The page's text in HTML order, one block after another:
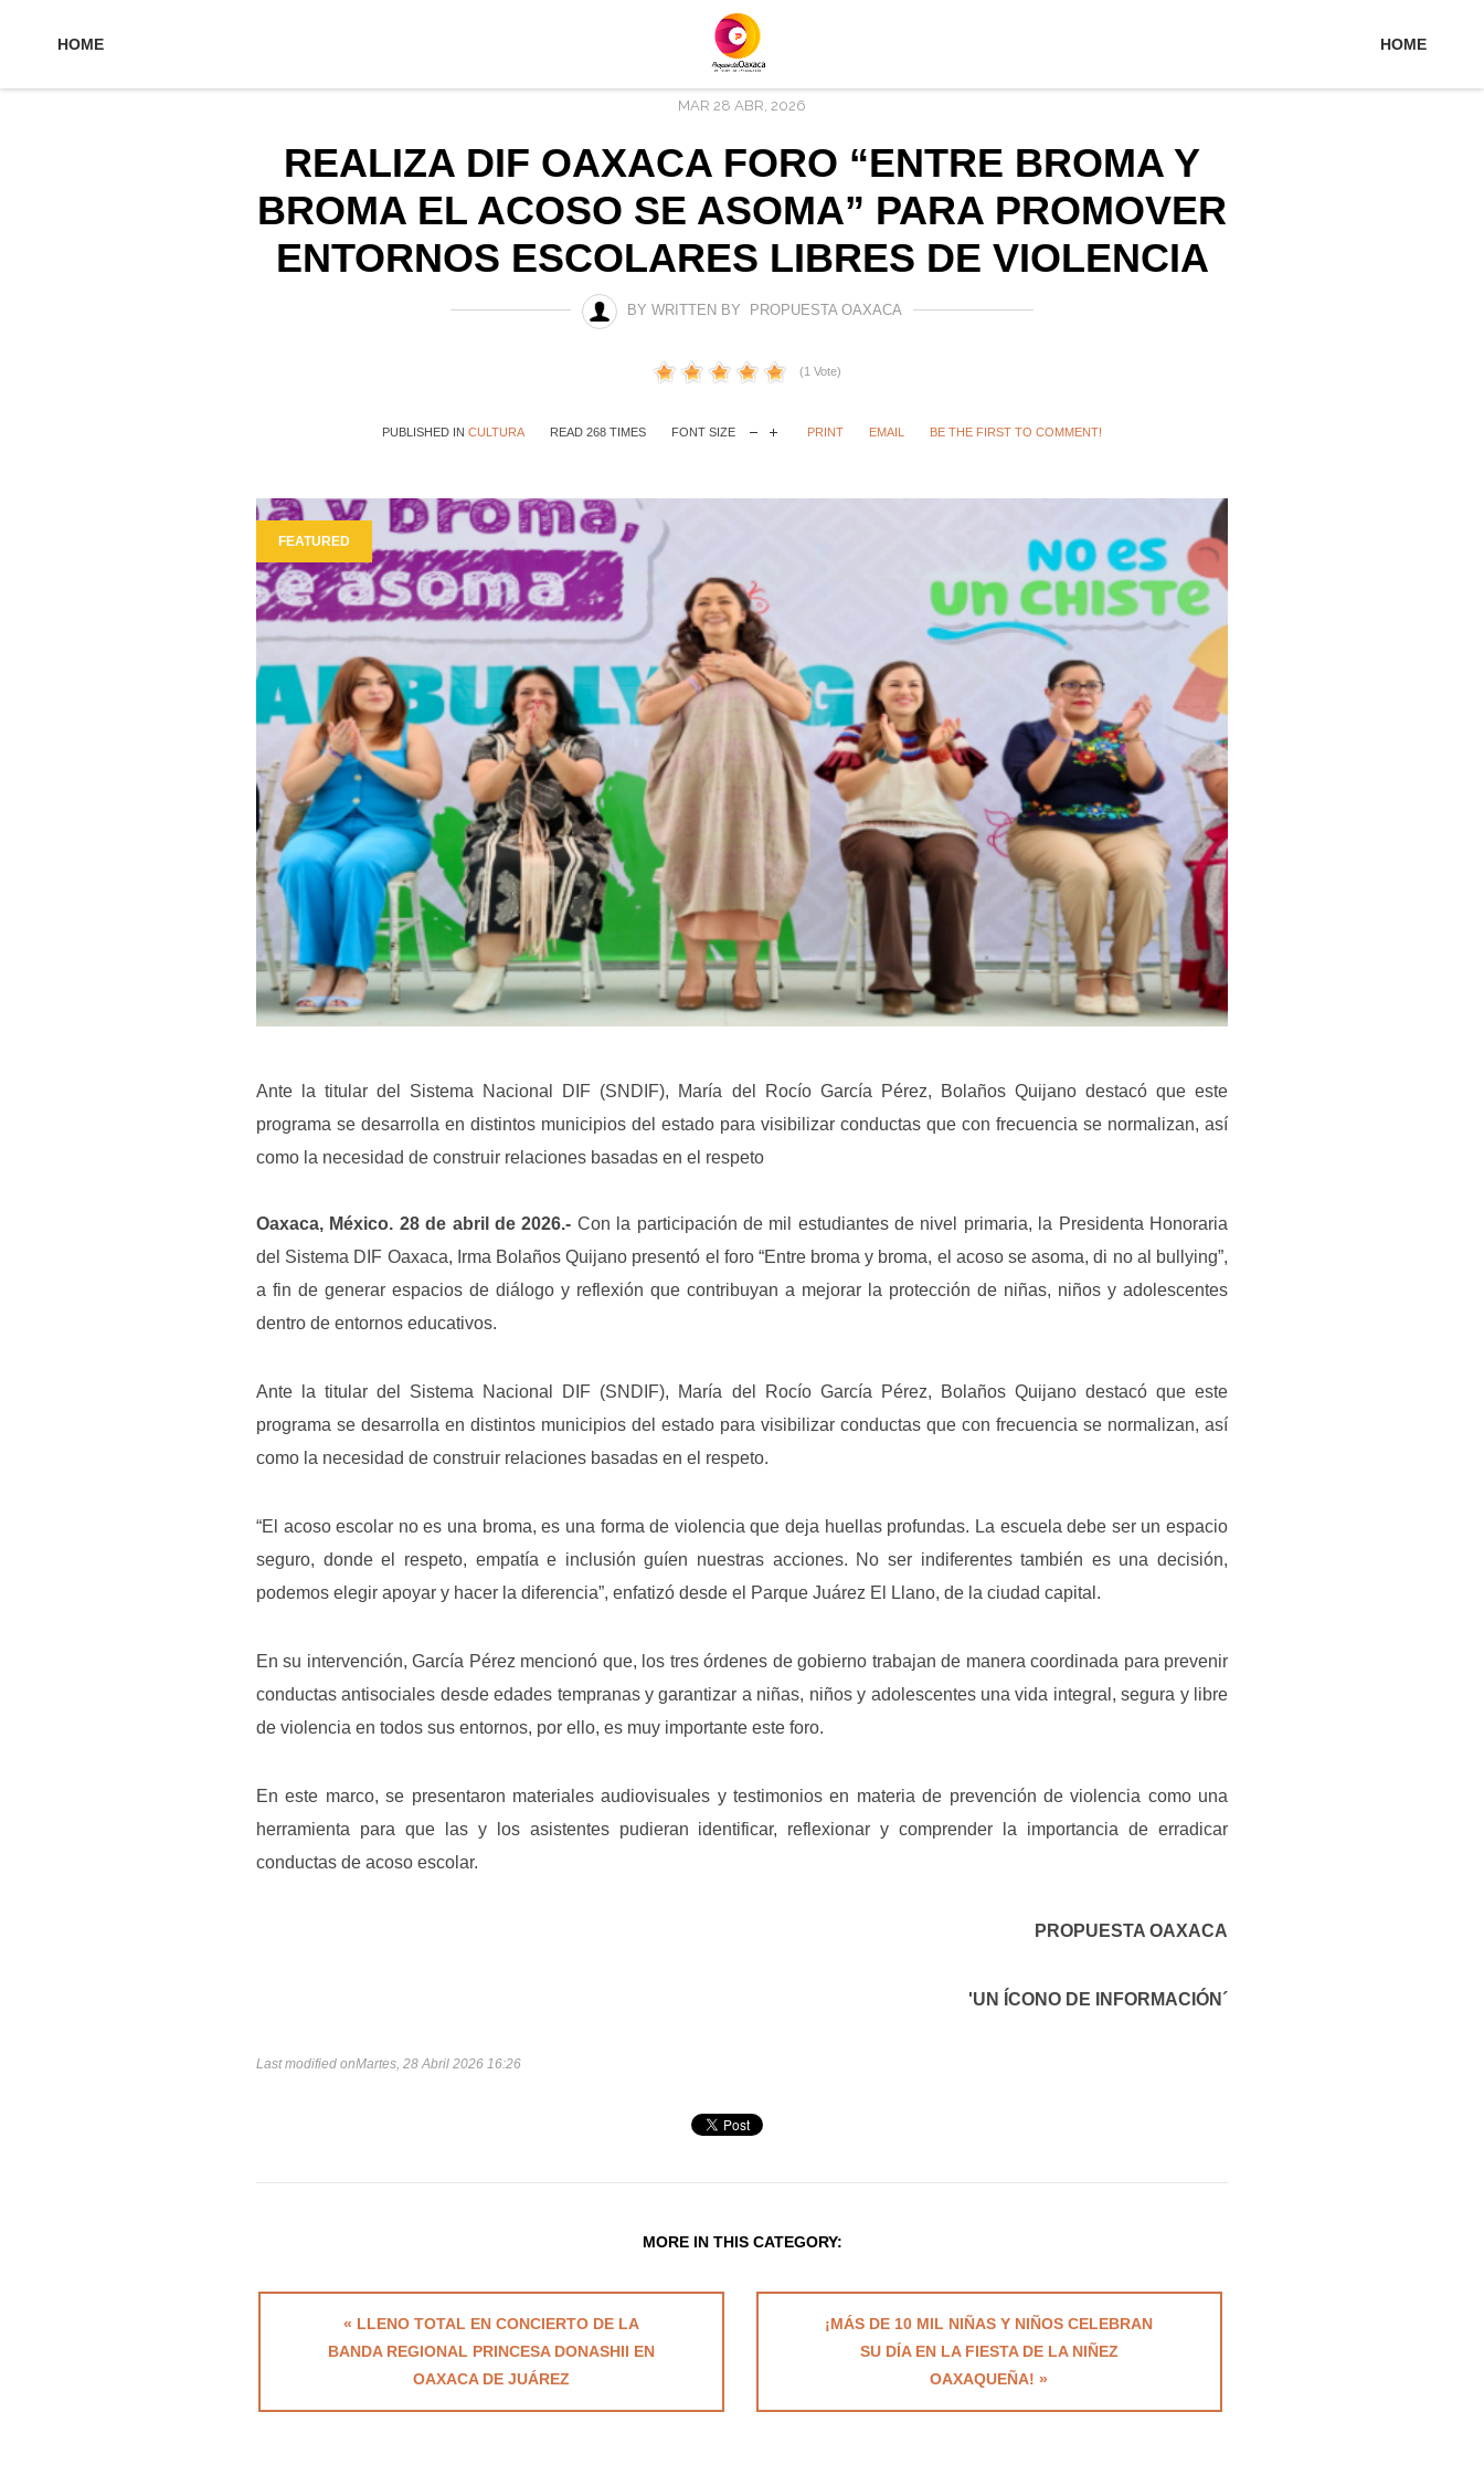
HOME HOME
MAR 28 ABR, 2026
REALIZA DIF OAXACA FORO “ENTRE BROMA Y
BROMA EL ACOSO SE ASOMA” PARA PROMOVER
ENTORNOS ESCOLARES LIBRES DE VIOLENCIA
BY WRITTEN BY PROPUESTA OAXACA
(1 Vote)
PUBLISHED IN CULTURA READ 268 TIMES FONT SIZE PRINT EMAIL BE THE FIRST TO COMMENT!
FEATURED
Ante la titular del Sistema Nacional DIF (SNDIF), María del Rocío García Pérez, Bolaños Quijano destacó que este
programa se desarrolla en distintos municipios del estado para visibilizar conductas que con frecuencia se normalizan, así
como la necesidad de construir relaciones basadas en el respeto
Oaxaca, México. 28 de abril de 2026.- Con la participación de mil estudiantes de nivel primaria, la Presidenta Honoraria
del Sistema DIF Oaxaca, Irma Bolaños Quijano presentó el foro “Entre broma y broma, el acoso se asoma, di no al bullying”,
a fin de generar espacios de diálogo y reflexión que contribuyan a mejorar la protección de niñas, niños y adolescentes
dentro de entornos educativos.
Ante la titular del Sistema Nacional DIF (SNDIF), María del Rocío García Pérez, Bolaños Quijano destacó que este
programa se desarrolla en distintos municipios del estado para visibilizar conductas que con frecuencia se normalizan, así
como la necesidad de construir relaciones basadas en el respeto.
“El acoso escolar no es una broma, es una forma de violencia que deja huellas profundas. La escuela debe ser un espacio
seguro, donde el respeto, empatía e inclusión guíen nuestras acciones. No ser indiferentes también es una decisión,
podemos elegir apoyar y hacer la diferencia”, enfatizó desde el Parque Juárez El Llano, de la ciudad capital.
En su intervención, García Pérez mencionó que, los tres órdenes de gobierno trabajan de manera coordinada para prevenir
conductas antisociales desde edades tempranas y garantizar a niñas, niños y adolescentes una vida integral, segura y libre
de violencia en todos sus entornos, por ello, es muy importante este foro.
En este marco, se presentaron materiales audiovisuales y testimonios en materia de prevención de violencia como una
herramienta para que las y los asistentes pudieran identificar, reflexionar y comprender la importancia de erradicar
conductas de acoso escolar.
PROPUESTA OAXACA
'UN ÍCONO DE INFORMACIÓN´
Last modified onMartes, 28 Abril 2026 16:26
MORE IN THIS CATEGORY:
« LLENO TOTAL EN CONCIERTO DE LA
BANDA REGIONAL PRINCESA DONASHII EN
OAXACA DE JUÁREZ
¡MÁS DE 10 MIL NIÑAS Y NIÑOS CELEBRAN
SU DÍA EN LA FIESTA DE LA NIÑEZ
OAXAQUEÑA! »